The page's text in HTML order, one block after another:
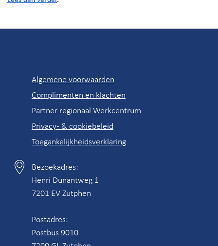
Algemene voorwaarden
Complimenten en klachten
Partner regionaal Werkcentrum
Privacy- & cookiebeleid
Toegankelijkheidsverklaring
Contactgegevens
Bezoekadres:
Henri Dunantweg 1
7201 EV Zutphen
Postadres:
Postbus 9010